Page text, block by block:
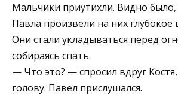
Мальчики приутихли. Видно было,
Павла произвели на них глубокое
Они стали укладываться перед
собираясь спать.
— Что это? — спросил вдруг
голову. Павел прислушался.